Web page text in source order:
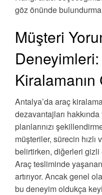
göz önünde
Müşteri
Antalya’da araç
dezavantajları
planlarınızı
müşteriler, sürecin
belirtirken, diğerleri gizli
Araç tesliminde yaşanan
artırıyor. Ancak genel
bu deneyim oldukça